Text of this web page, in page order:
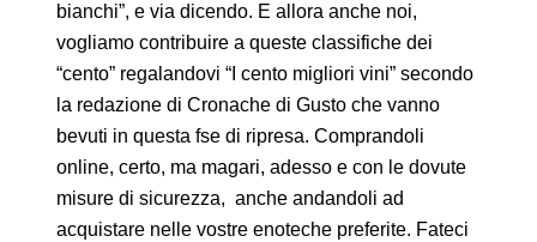
bianchi”, e via dicendo. E allora anche noi,
vogliamo contribuire a queste classifiche dei
“cento” regalandovi “I cento migliori vini” secondo
la redazione di Cronache di Gusto che vanno
bevuti in questa fse di ripresa. Comprandoli
online, certo, ma magari, adesso e con le dovute
misure di sicurezza, anche andandoli ad
acquistare nelle vostre enoteche preferite. Fateci